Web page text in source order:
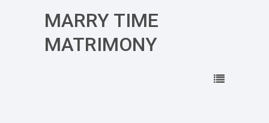
MARRY TIME
MATRIMONY